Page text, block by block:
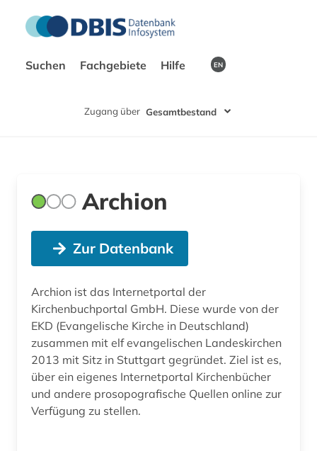
Suchen Fachgebiete Hilfe EN
Zugang über Gesamtbestand
Archion
Zur Datenbank
Archion ist das Internetportal der
Kirchenbuchportal GmbH. Diese wurde von der
EKD (Evangelische Kirche in Deutschland)
zusammen mit elf evangelischen Landeskirchen
2013 mit Sitz in Stuttgart gegründet. Ziel ist es,
über ein eigenes Internetportal Kirchenbücher
und andere prosopografische Quellen online zur
Verfügung zu stellen.